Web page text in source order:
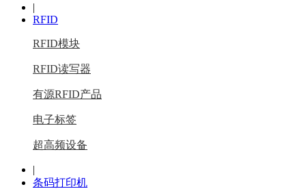
|
RFID
RFID模块
RFID读写器
有源RFID产品
电子标签
超高频设备
|
条码打印机